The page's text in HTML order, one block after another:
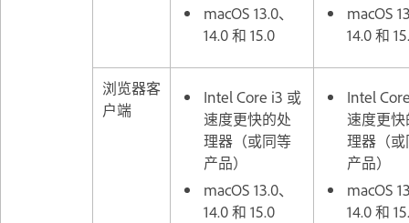
macOS 13.0、
14.0 和 15.0
macOS
14.0 和
浏览器客
户端
Intel Core i3 或
速度更快的处
理器（或同等
产品）
macOS 13.0、
14.0 和 15.0
Intel
速度更
理器（
产品）
macOS
14.0 和